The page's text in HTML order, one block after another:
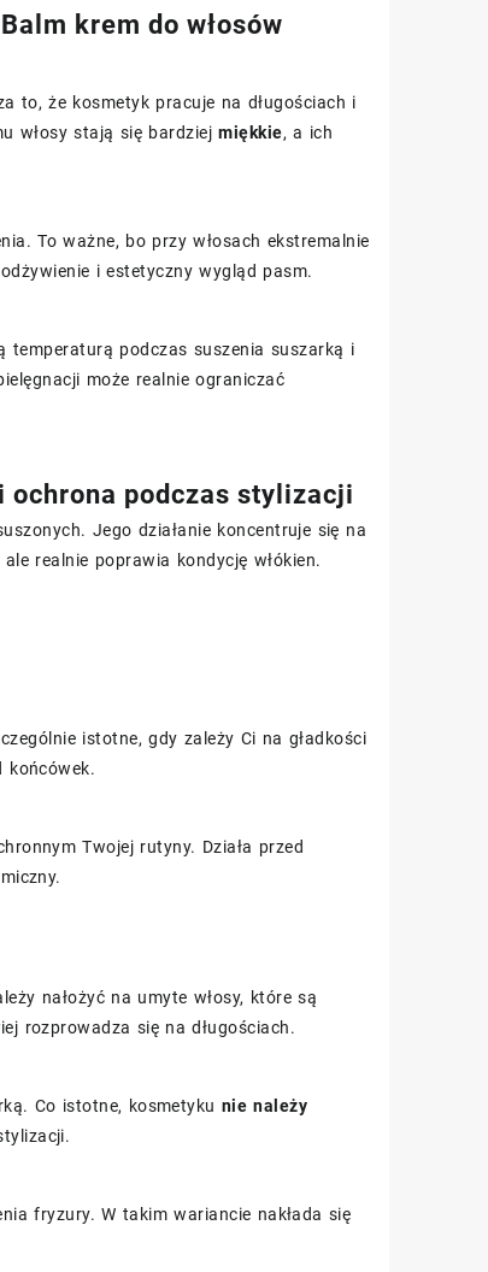
krem do włosów
to, że kosmetyk pracuje na długościach i
włosy stają się bardziejmiękkie, a ich
To ważne, bo przy włosach ekstremalnie
i estetyczny wygląd pasm.
temperaturą podczas suszenia suszarką i
może realnie ograniczać
ochrona podczas stylizacji
Jego działanie koncentruje się na
realnie poprawia kondycję włókien.
istotne, gdy zależy Ci na gładkości
końcówek.
Twojej rutyny. Działa przed
nałożyć na umyte włosy, które są
rozprowadza się na długościach.
Co istotne, kosmetyku nie należy
fryzury. W takim wariancie nakłada się